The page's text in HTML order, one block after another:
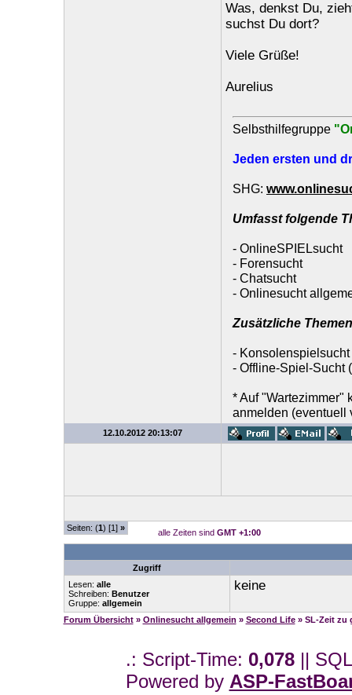
Was, denkst Du,
suchst Du dort?
Viele Grüße!
Aurelius
Selbsthilfegruppe
Jeden ersten und
SHG:
Umfasst folgende
- OnlineSPIELsucht
- Forensucht
- Chatsucht
- Onlinesucht
Zusätzliche
- Konsolenspielsucht
- Offline-Spiel-Sucht
* Auf "Wartezimmer"
anmelden (eventuell
12.10.2012 20:13:07
Seiten: (1) [1] » alle Zeiten sind GMT +1:00
Zugriff
Lesen: alle
Schreiben: Benutzer
Gruppe: allgemein
keine
Forum Übersicht » Onlinesucht allgemein » Second Life » SL-Zeit zu
.: Script-Time: 0,078||
Powered by ASP-